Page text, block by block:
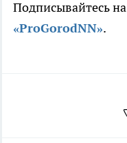
Подписывайтесь на
«ProGorodNN».